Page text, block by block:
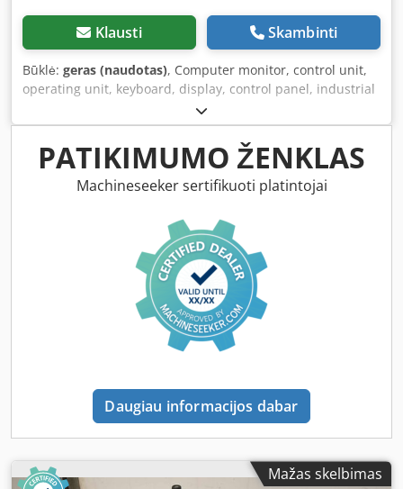
Klausti Skambinti
Būklė: geras (naudotas), Computer monitor, control unit,
operating unit, keyboard, display, control panel, industrial
monitor -Manufacturer: Cybernet -Accessories: Swivel arm,
multi-adjustable Crodpfx Asfu I N Uekwsf -Dimensions:
600/200/H365 mm -Weight: 10 kg
PATIKIMUMO ŽENKLAS
Machineseeker sertifikuoti platintojai
Daugiau informacijos dabar
Mažas skelbimas